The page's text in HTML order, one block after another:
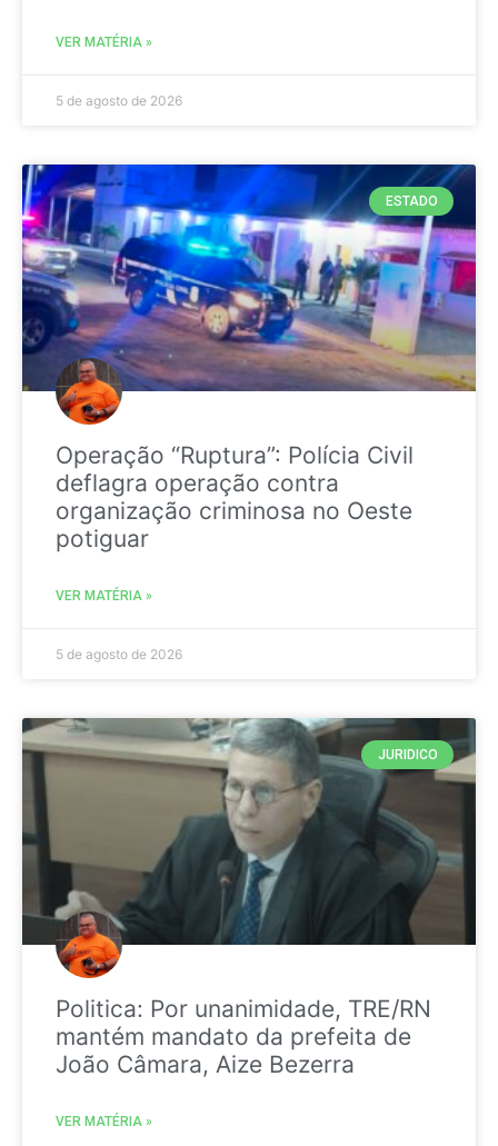
VER MATÉRIA »
5 de agosto de 2026
ESTADO
Operação “Ruptura”: Polícia Civil
deflagra operação contra
organização criminosa no Oeste
potiguar
VER MATÉRIA »
5 de agosto de 2026
JURIDICO
Politica: Por unanimidade, TRE/RN
mantém mandato da prefeita de
João Câmara, Aize Bezerra
VER MATÉRIA »